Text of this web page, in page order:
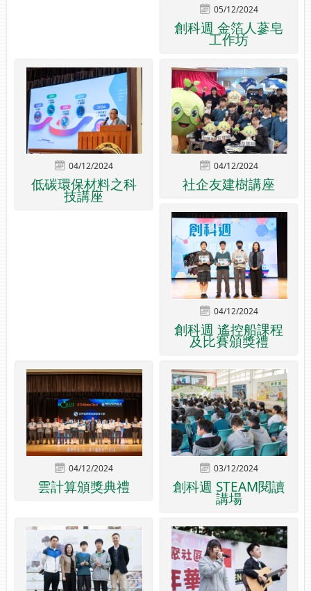
05/12/2024
創科週 金箔人蔘皂
工作坊
04/12/2024
低碳環保材料之科
技講座
04/12/2024
社企友建樹講座
04/12/2024
創科週 遙控船課程
及比賽頒獎禮
04/12/2024
雲計算頒獎典禮
03/12/2024
創科週 STEAM閱讀
講場